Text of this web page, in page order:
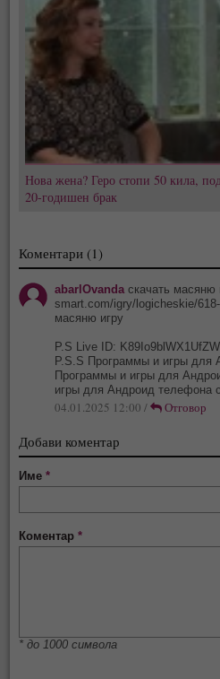
Нова жена? Геро стопи 50 кила,
20-годишен брак
Коментари (1)
abarlOvandaскачать масяню
smart.com/igry/logicheskie/
масяню игру
P.S Live ID:
P.S.S Программы и игры для
Программы и игры для
игры для Андроид телефона
04.01.2025 12:00 / Отговор
Добави коментар
Име*
Коментар*
* до 1000 символа